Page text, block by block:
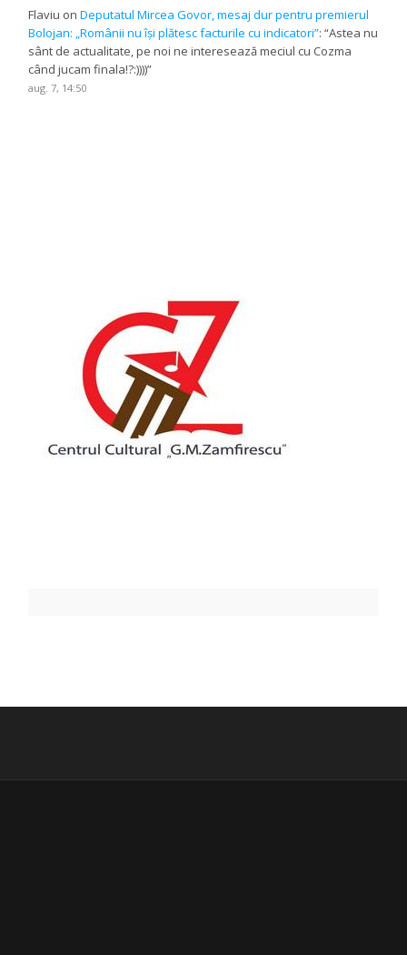
Flaviu onDeputatul Mircea Govor, mesaj dur pentru premierul
Bolojan: „Românii nu își plătesc facturile cu indicatori”: “Astea nu
sânt de actualitate, pe noi ne interesează meciul cu Cozma
când jucam finala!?:))))”
aug. 7, 14:50